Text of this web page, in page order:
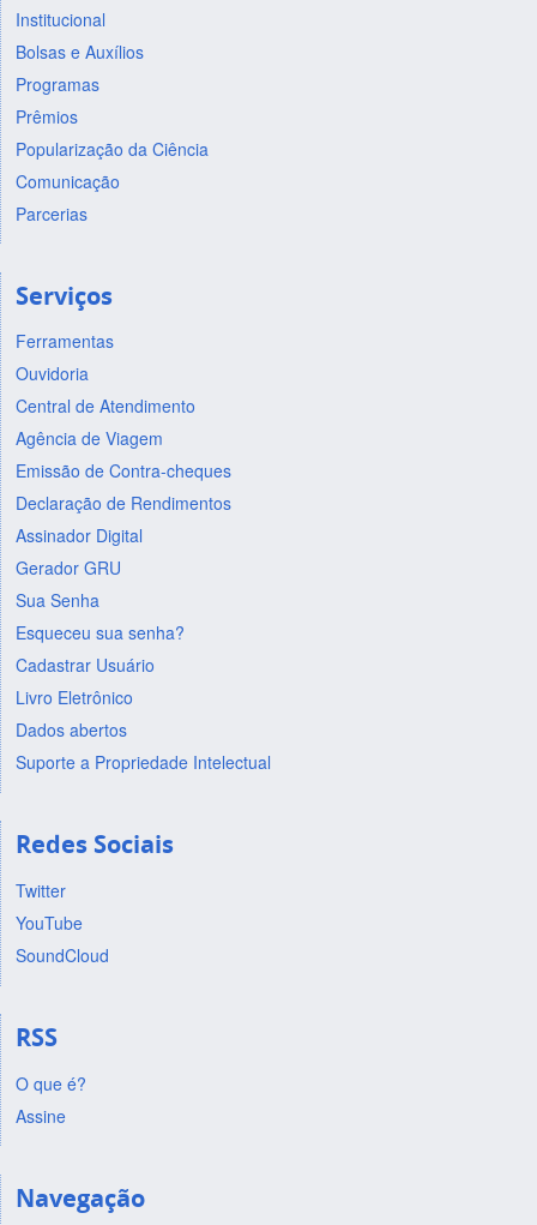
Institucional
Bolsas e Auxílios
Programas
Prêmios
Popularização da Ciência
Comunicação
Parcerias
Serviços
Ferramentas
Ouvidoria
Central de Atendimento
Agência de Viagem
Emissão de Contra-cheques
Declaração de Rendimentos
Assinador Digital
Gerador GRU
Sua Senha
Esqueceu sua senha?
Cadastrar Usuário
Livro Eletrônico
Dados abertos
Suporte a Propriedade Intelectual
Redes Sociais
Twitter
YouTube
SoundCloud
RSS
O que é?
Assine
Navegação